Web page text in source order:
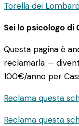
Torella dei
Sei lo psicologo di
Questa pagina è
reclamarla —
100€/anno per
Reclama questa
Reclama questa